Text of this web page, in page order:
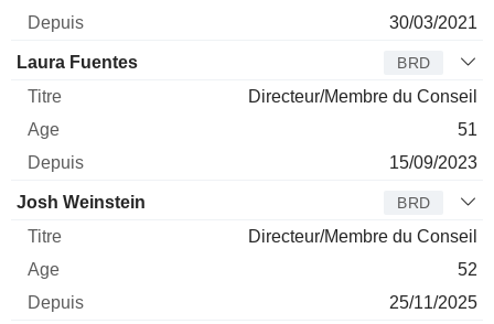
30/03/2021
Laura Fuentes BRD
Directeur/Membre du Conseil
51
15/09/2023
Josh Weinstein BRD
Directeur/Membre du Conseil
52
25/11/2025